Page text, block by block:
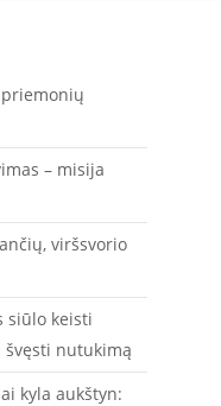
priemonių
– misija
viršsvorio
siūlo keisti
nutukimą
kyla aukštyn: